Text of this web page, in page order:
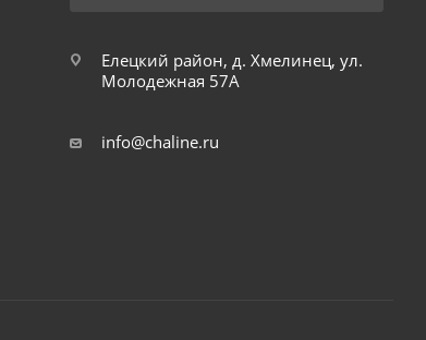
Елецкий район, д. Хмелинец, ул.
Молодежная 57А
info@chaline.ru